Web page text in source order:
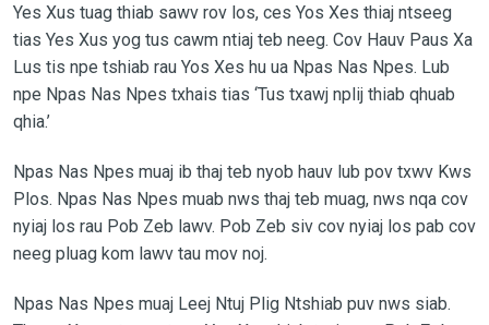
Yes Xus tuag thiab sawv rov los, ces Yos Xes thiaj ntseeg
tias Yes Xus yog tus cawm ntiaj teb neeg. Cov Hauv Paus Xa
Lus tis npe tshiab rau Yos Xes hu ua Npas Nas Npes. Lub
npe Npas Nas Npes txhais tias ‘Tus txawj nplij thiab qhuab
qhia.’
Npas Nas Npes muaj ib thaj teb nyob hauv lub pov txwv Kws
Plos. Npas Nas Npes muab nws thaj teb muag, nws nqa cov
nyiaj los rau Pob Zeb lawv. Pob Zeb siv cov nyiaj los pab cov
neeg pluag kom lawv tau mov noj.
Npas Nas Npes muaj Leej Ntuj Plig Ntshiab puv nws siab.